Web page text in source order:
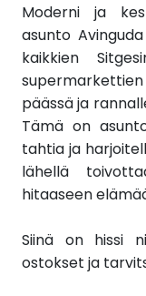
Moderni ja
asunto
kaikkien
päässä ja
Tämä on
tahtia ja
lähellä
hitaaseen
Siinä on hissi
ostokset ja